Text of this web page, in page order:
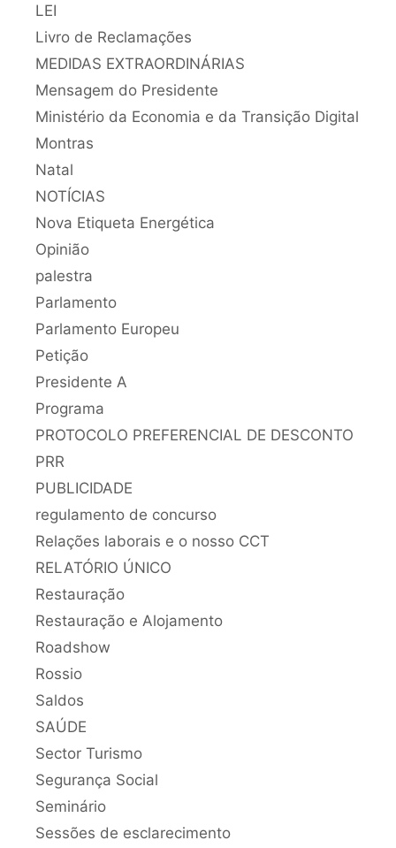
LEI
Livro de Reclamações
MEDIDAS EXTRAORDINÁRIAS
Mensagem do Presidente
Ministério da Economia e da Transição Digital
Montras
Natal
NOTÍCIAS
Nova Etiqueta Energética
Opinião
palestra
Parlamento
Parlamento Europeu
Petição
Presidente A
Programa
PROTOCOLO PREFERENCIAL DE DESCONTO
PRR
PUBLICIDADE
regulamento de concurso
Relações laborais e o nosso CCT
RELATÓRIO ÚNICO
Restauração
Restauração e Alojamento
Roadshow
Rossio
Saldos
SAÚDE
Sector Turismo
Segurança Social
Seminário
Sessões de esclarecimento